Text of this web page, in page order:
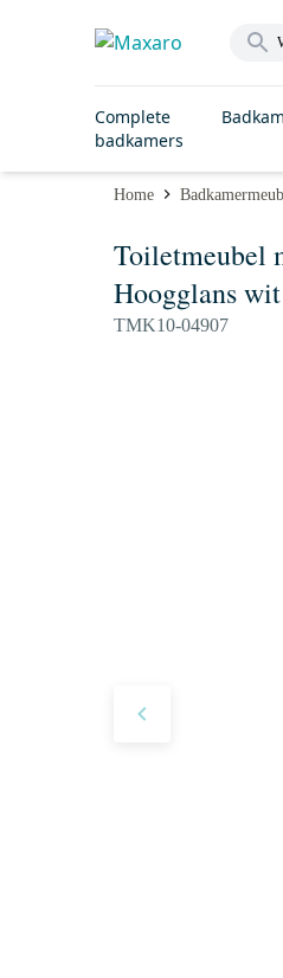
Complete
badkamers
Home
Toiletmeubel
Hoogglans
TMK10-04907